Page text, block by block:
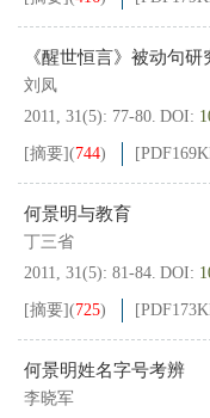
《醒世恒言》被动句研
刘凤
2011, 31(5): 77-80. DOI:
[摘要](744) [PDF
何景明与教育
丁三省
2011, 31(5): 81-84. DOI:
[摘要](725) [PDF
何景明姓名字号考辨
李晓军